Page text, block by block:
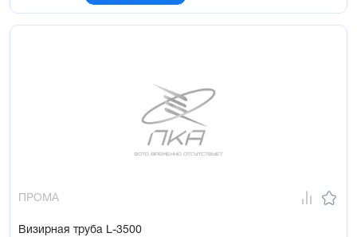
ПРОМА
Визирная труба L-3500